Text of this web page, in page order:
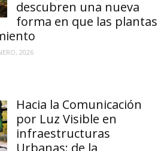
descubren una nueva
forma en que las plantas
2026
Hacia la Comunicación
por Luz Visible en
infraestructuras
Urbanas: de la